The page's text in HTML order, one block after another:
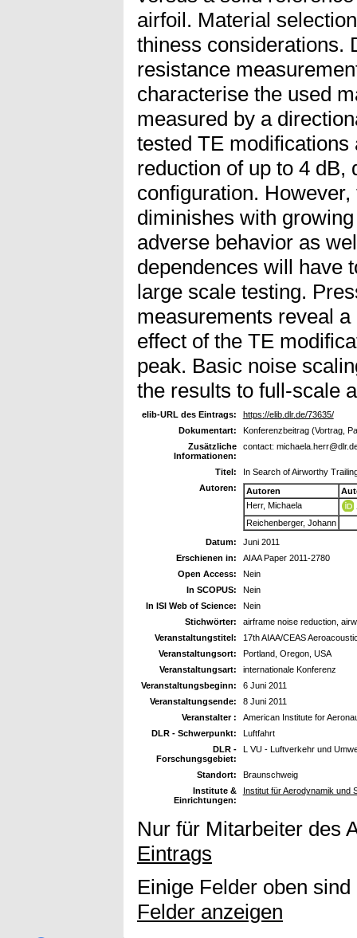
airfoil. Material
thiness considerations.
resistance
characterise the used
measured by a
tested TE
reduction of up to 4 dB,
configuration.
diminishes with
adverse behavior as
dependences will have
large scale testing.
measurements reveal
effect of the TE
peak. Basic noise
the results to full-scale
elib-URL des Eintrags:
https://elib.dlr.de/73635/
Dokumentart:
Konferenzbeitrag (Vortrag,
Zusätzliche
Informationen:
contact:
Titel:
In Search of Airworthy
Autoren:
Autoren
Herr, Michaela
Reichenberger, Johann
Datum:
Juni 2011
Erschienen in:
AIAA Paper 2011-2780
Open Access:
Nein
In SCOPUS:
Nein
In ISI Web of Science:
Nein
Stichwörter:
airframe noise reduction,
Veranstaltungstitel:
17th AIAA/CEAS
Veranstaltungsort:
Portland, Oregon, USA
Veranstaltungsart:
internationale Konferenz
Veranstaltungsbeginn:
6 Juni 2011
Veranstaltungsende:
8 Juni 2011
Veranstalter :
American Institute for
DLR - Schwerpunkt:
Luftfahrt
DLR -
Forschungsgebiet:
L VU - Luftverkehr und
Standort:
Braunschweig
Institute &
Einrichtungen:
Institut für Aerodynamik und
Nur für Mitarbeiter des
Eintrags
Einige Felder oben
Felder anzeigen